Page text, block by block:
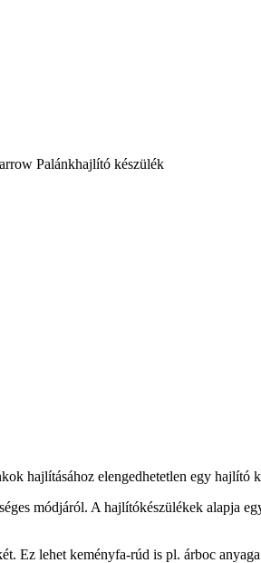
Palánkhajlító készülék
hajlításához elengedhetetlen egy hajlító
módjáról. A hajlítókészülékek alapja
Ez lehet keményfa-rúd is pl. árboc